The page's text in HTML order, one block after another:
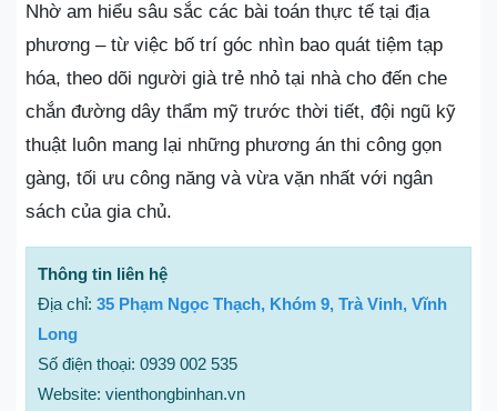
Nhờ am hiểu sâu sắc các bài toán thực tế tại địa
phương – từ việc bố trí góc nhìn bao quát tiệm tạp
hóa, theo dõi người già trẻ nhỏ tại nhà cho đến che
chắn đường dây thẩm mỹ trước thời tiết, đội ngũ kỹ
thuật luôn mang lại những phương án thi công gọn
gàng, tối ưu công năng và vừa vặn nhất với ngân
sách của gia chủ.
Thông tin liên hệ
Địa chỉ: 35 Phạm Ngọc Thạch, Khóm 9, Trà Vinh, Vĩnh
Long
Số điện thoại: 0939 002 535
Website: vienthongbinhan.vn